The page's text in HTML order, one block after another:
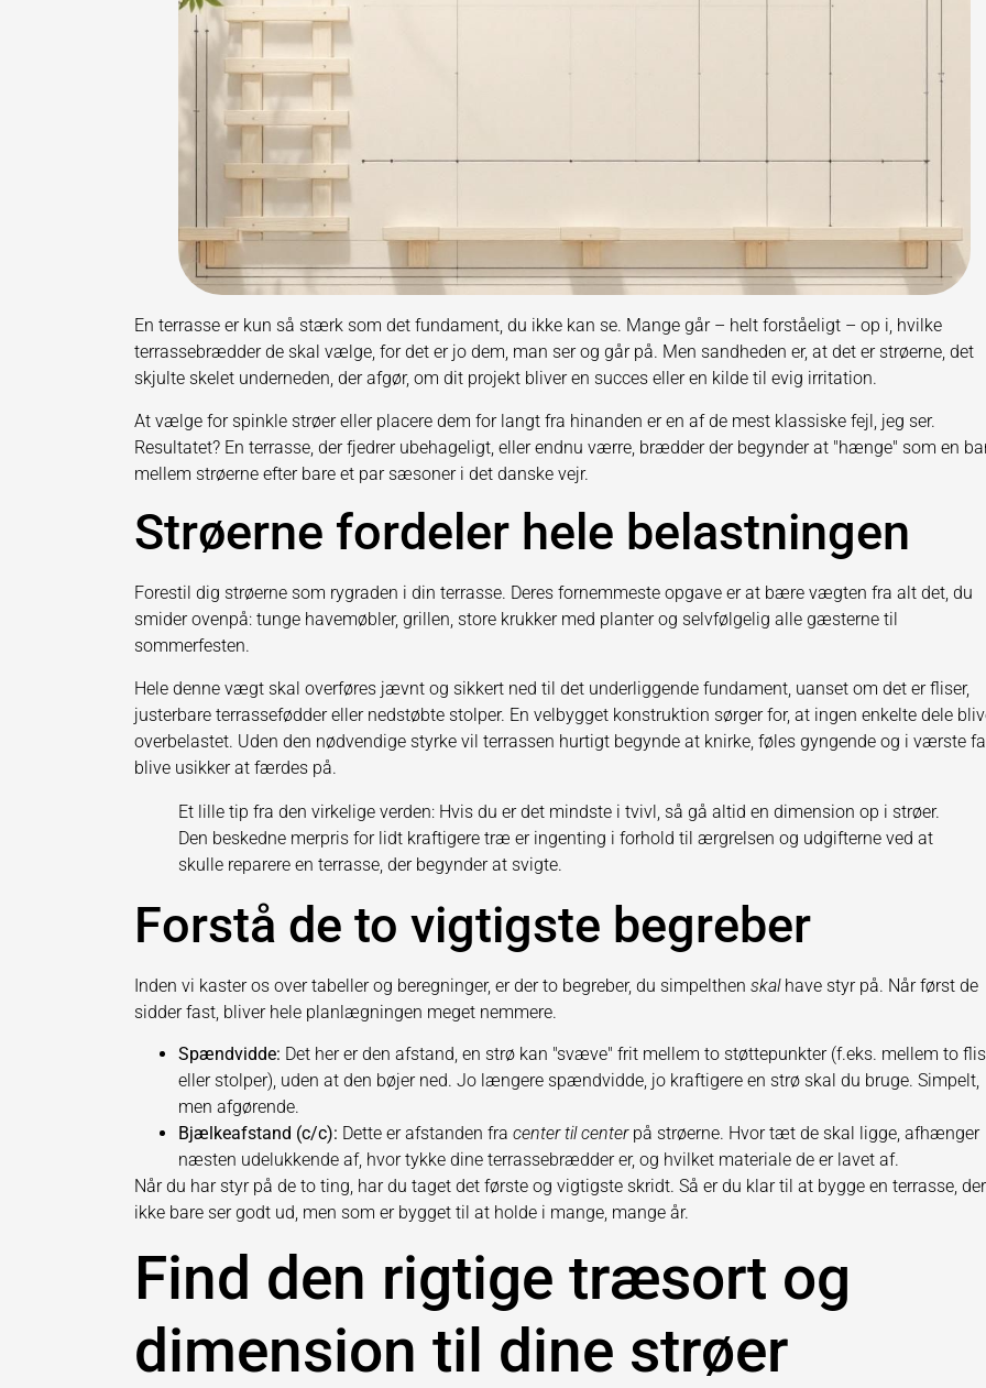
En terrasse er kun så stærk som det fundament, du ikke kan se. Mange går – helt forståeligt – op i, hvilke
terrassebrædder de skal vælge, for det er jo dem, man ser og går på. Men sandheden er, at det er strøerne, det
skjulte skelet underneden, der afgør, om dit projekt bliver en succes eller en kilde til evig irritation.
At vælge for spinkle strøer eller placere dem for langt fra hinanden er en af de mest klassiske fejl, jeg ser.
Resultatet? En terrasse, der fjedrer ubehageligt, eller endnu værre, brædder der begynder at "hænge" som en
mellem strøerne efter bare et par sæsoner i det danske vejr.
Strøerne fordeler hele belastningen
Forestil dig strøerne som rygraden i din terrasse. Deres fornemmeste opgave er at bære vægten fra alt det, du
smider ovenpå: tunge havemøbler, grillen, store krukker med planter og selvfølgelig alle gæsterne til
sommerfesten.
Hele denne vægt skal overføres jævnt og sikkert ned til det underliggende fundament, uanset om det er fliser,
justerbare terrassefødder eller nedstøbte stolper. En velbygget konstruktion sørger for, at ingen enkelte dele
overbelastet. Uden den nødvendige styrke vil terrassen hurtigt begynde at knirke, føles gyngende og i værste
blive usikker at færdes på.
Et lille tip fra den virkelige verden: Hvis du er det mindste i tvivl, så gå altid en dimension op i strøer.
Den beskedne merpris for lidt kraftigere træ er ingenting i forhold til ærgrelsen og udgifterne ved at
skulle reparere en terrasse, der begynder at svigte.
Forstå de to vigtigste begreber
Inden vi kaster os over tabeller og beregninger, er der to begreber, du simpelthen skalhave styr på. Når først de
sidder fast, bliver hele planlægningen meget nemmere.
Spændvidde: Det her er den afstand, en strø kan "svæve" frit mellem to støttepunkter (f.eks. mellem to
eller stolper), uden at den bøjer ned. Jo længere spændvidde, jo kraftigere en strø skal du bruge. Simpelt,
men afgørende.
Bjælkeafstand (c/c): Dette er afstanden fra center til centerpå strøerne. Hvor tæt de skal ligge, afhænger
næsten udelukkende af, hvor tykke dine terrassebrædder er, og hvilket materiale de er lavet af.
Når du har styr på de to ting, har du taget det første og vigtigste skridt. Så er du klar til at bygge en terrasse, der
ikke bare ser godt ud, men som er bygget til at holde i mange, mange år.
Find den rigtige træsort og
dimension til dine strøer